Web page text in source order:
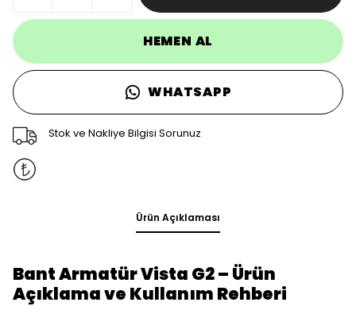
HEMEN AL
WHATSAPP
Stok ve Nakliye Bilgisi Sorunuz
Ürün Açıklaması
Bant Armatür Vista G2 – Ürün
Açıklama ve Kullanım Rehberi